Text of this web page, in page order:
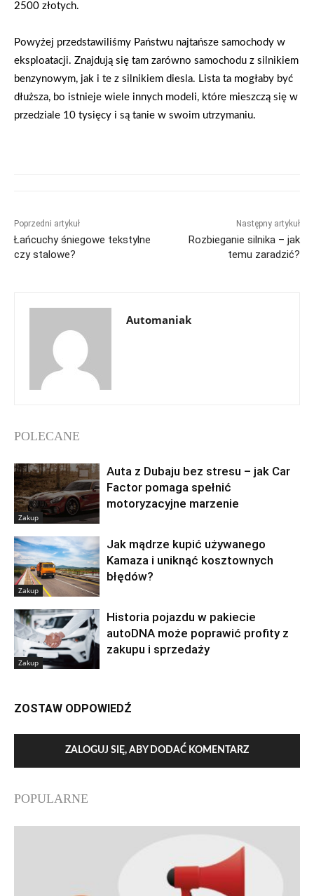
2500 złotych.
Powyżej przedstawiliśmy Państwu najtańsze samochody w
eksploatacji. Znajdują się tam zarówno samochodu z silnikiem
benzynowym, jak i te z silnikiem diesla. Lista ta mogłaby być
dłuższa, bo istnieje wiele innych modeli, które mieszczą się w
przedziale 10 tysięcy i są tanie w swoim utrzymaniu.
Poprzedni artykuł
Łańcuchy śniegowe tekstylne
czy stalowe?
Następny artykuł
Rozbieganie silnika – jak
temu zaradzić?
Automaniak
POLECANE
Zakup
Auta z Dubaju bez stresu – jak Car
Factor pomaga spełnić
motoryzacyjne marzenie
Zakup
Jak mądrze kupić używanego
Kamaza i uniknąć kosztownych
błędów?
Zakup
Historia pojazdu w pakiecie
autoDNA może poprawić profity z
zakupu i sprzedaży
ZOSTAW ODPOWIEDŹ
ZALOGUJ SIĘ, ABY DODAĆ KOMENTARZ
POPULARNE